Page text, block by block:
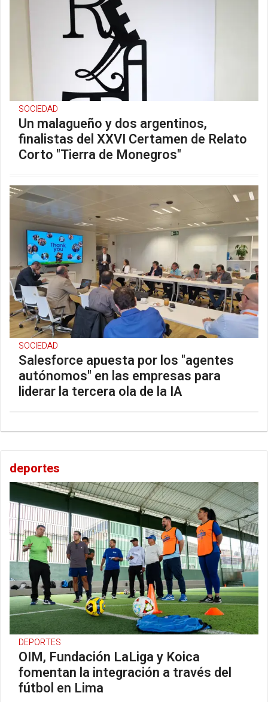
SOCIEDAD
Un malagueño y dos argentinos,
finalistas del XXVI Certamen de Relato
Corto "Tierra de Monegros"
SOCIEDAD
Salesforce apuesta por los "agentes
autónomos" en las empresas para
liderar la tercera ola de la IA
deportes
DEPORTES
OIM, Fundación LaLiga y Koica
fomentan la integración a través del
fútbol en Lima